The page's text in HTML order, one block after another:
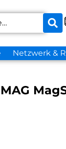
Netzwerk &